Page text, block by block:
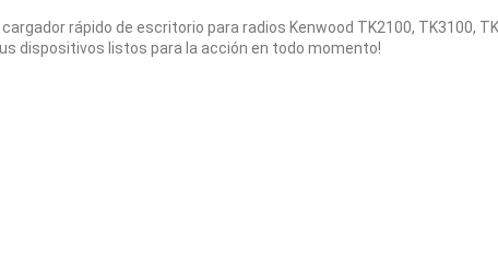
cargador rápido de escritorio para radios Kenwood TK2100, TK3100,
dispositivos listos para la acción en todo momento!